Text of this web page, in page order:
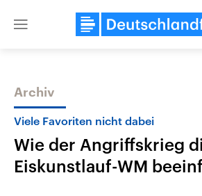
Close
Themen
Archiv
Viele Favoriten nicht dabei
Wie der Angriffskrieg
Eiskunstlauf-WM